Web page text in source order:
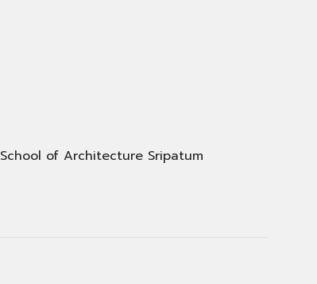
School of Architecture Sripatum